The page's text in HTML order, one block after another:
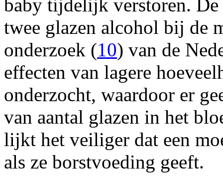
baby tijdelijk verstoren. De
twee glazen alcohol bij de
onderzoek (10) van de
effecten van lagere
onderzocht, waardoor er
van aantal glazen in het
lijkt het veiliger dat een
als ze borstvoeding geeft.